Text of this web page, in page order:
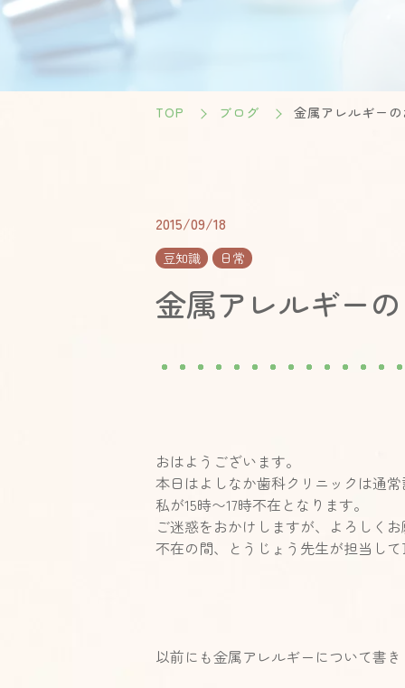
TOP ブログ 金属アレルギー
2015/09/18
豆知識 日常
金属アレルギー
おはようございます。
本日はよしなか歯科クリニックは通
私が15時〜17時不在となります。
ご迷惑をおかけしますが、よろしく
不在の間、とうじょう先生が担当し
以前にも金属アレルギーについて書